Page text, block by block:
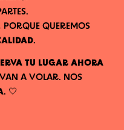
QUEREMOS
.
TU LUGAR AHORA
A VOLAR. NOS
. 🤍